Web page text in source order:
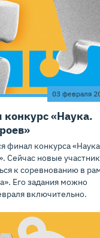
03 февраля
«Наука.
финал конкурса
Сейчас новые
к соревнованию в
Его задания можно
включительно.